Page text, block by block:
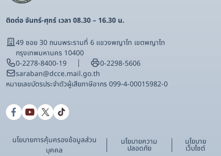
ติดต่อ จันทร์-ศุกร์ เวลา 08.30 – 16.30 น.
49 ซอย 30 ถนนพระรามที่ 6 แขวงพญาไท เขตพญาไท
กรุงเทพมหานคร 10400
0-2278-8400-19
0-2298-5606
saraban@dcce.mail.go.th
หมายเลขบัตรประจําตัวผู้เสียภาษีอากร 099-4-00015982-0
นโยบายการคุ้มครองข้อมูลส่วน
บุคคล
นโยบายความ
ปลอดภัย
นโยบาย
เว็บไซต์